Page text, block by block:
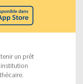
un prêt